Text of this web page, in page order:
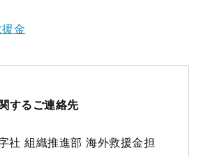
金
するご連絡先
社 組織推進部 海外救援金担